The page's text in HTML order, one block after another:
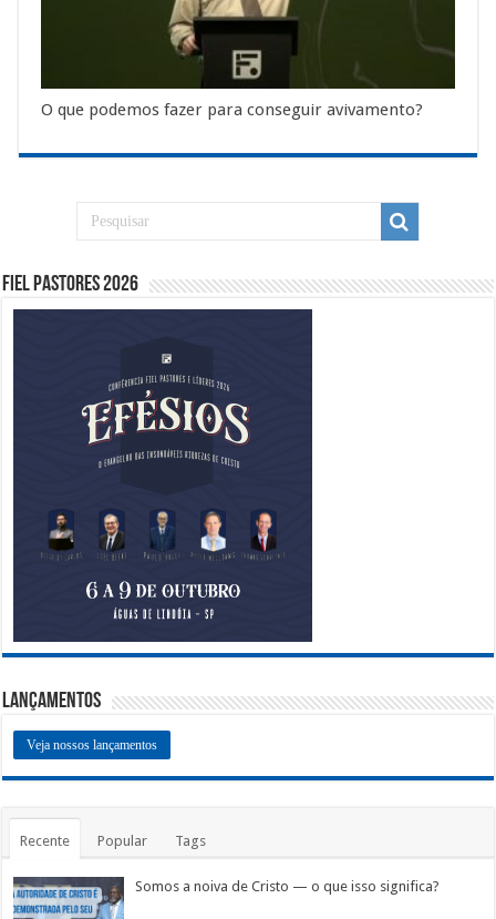
O que podemos fazer para conseguir avivamento?
Fiel Pastores 2026
Lançamentos
Veja nossos lançamentos
Recente Popular Tags
Somos a noiva de Cristo — o que isso significa?